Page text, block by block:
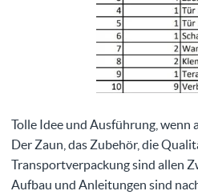
Tolle Idee und Ausführung, wenn
Der Zaun, das Zubehör, die
Transportverpackung sind allen
Aufbau und Anleitungen sind